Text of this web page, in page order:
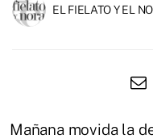
EL FIELATO Y EL
Mañana movida la